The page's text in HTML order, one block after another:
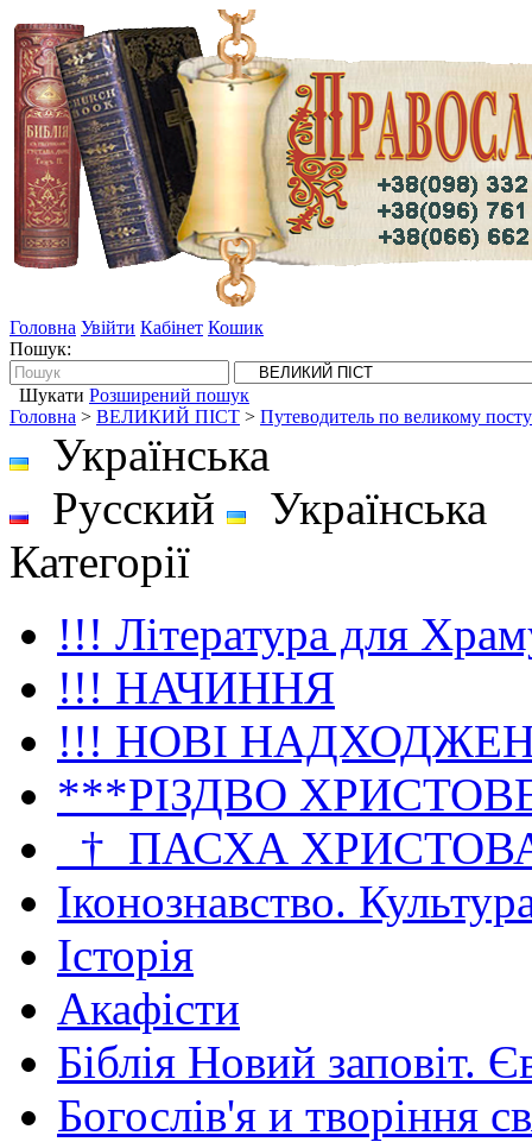
Головна Увійти Кабінет Кошик
Пошук:
Шукати Розширений пошук
Головна > ВЕЛИКИЙ ПІСТ > Путеводитель по великому посту
Українська
Русский
Українська
Категорії
!!! Література для
!!! НАЧИННЯ
!!! НОВІ
***РІЗДВО
_†_ПАСХА
Іконознавство.
Історія
Акафісти
Біблія Новий заповіт.
Богослів'я и творіння